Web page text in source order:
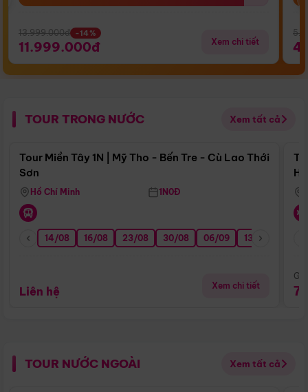
13.999.000đ -14%
11.999.000đ Xem chi tiết
TOUR TRONG NƯỚC Xem tất cả
Điểm nổi bật
Tour Miền Tây 1N | Mỹ Tho - Bến Tre - Cù Lao Thới
Sơn
Hồ Chí Minh 1N0Đ
14/08 16/08 23/08 30/08 06/09 13/09
Liên hệ Xem chi tiết
TOUR NƯỚC NGOÀI Xem tất cả
Điểm nổi bật